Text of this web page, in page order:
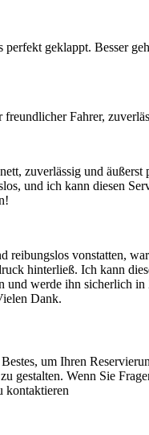
perfekt geklappt. Besser
freundlicher Fahrer,
zuverlässig und
und ich kann diesen
reibungslos vonstatten,
hinterließ. Ich kann
und werde ihn sicherlich
Dank.
um Ihren
gestalten. Wenn Sie
kontaktieren